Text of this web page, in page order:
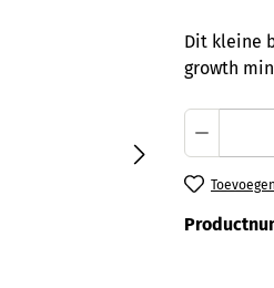
Dit kleine
growth